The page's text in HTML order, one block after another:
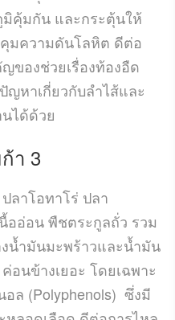
คุ้มกัน และกระตุ้นให้
มความดันโลหิต ดีต่อ
ของช่วยเรื่องท้องอืด
ญหาเกี่ยวกับลำไส้และ
ได้ด้วย
า 3
ลาโอทาโร่ ปลา
ออ่อน พืชตระกูลถั่ว รวม
น้ำมันมะพร้าวและน้ำมัน
อนข้างเยอะ โดยเฉพาะ
ล (Polyphenols) ซึ่งมี